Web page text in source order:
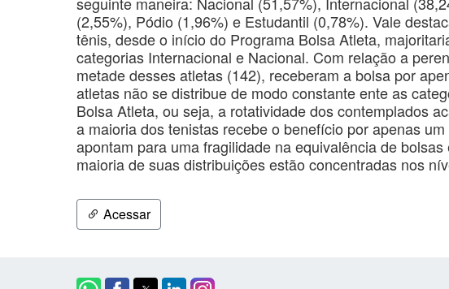
(2,55%), Pódio (1,96%) e Estudantil (0,78%). Vale
tênis, desde o início do Programa Bolsa Atleta,
categorias Internacional e Nacional. Com relação a
metade desses atletas (142), receberam a bolsa por
atletas não se distribue de modo constante ente as
Bolsa Atleta, ou seja, a rotatividade dos contemplados
a maioria dos tenistas recebe o benefício por apenas
apontam para uma fragilidade na equivalência de
maioria de suas distribuições estão concentradas nos
Acessar